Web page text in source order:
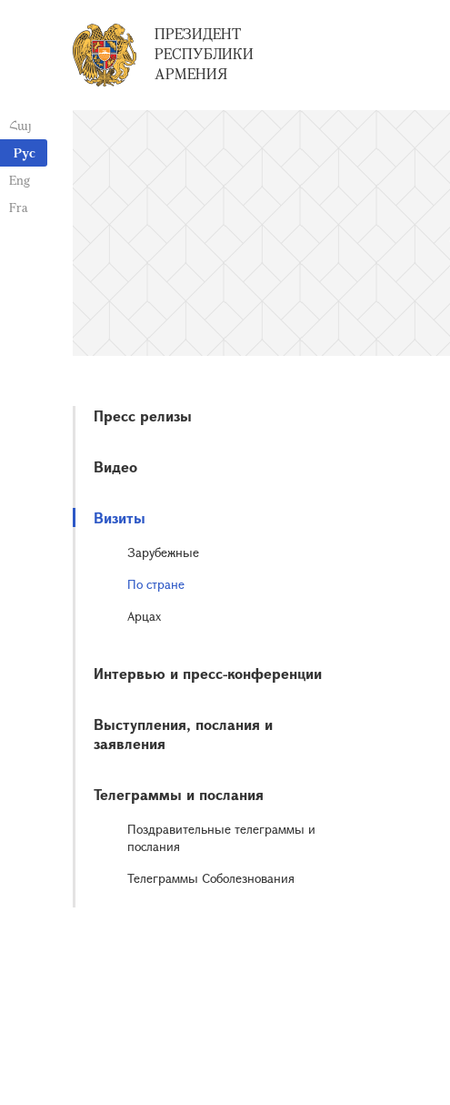
Հայ
Рус
Eng
Fra
ПРЕЗИДЕНТ
РЕСПУБЛИКИ
АРМЕНИЯ
Пресс релизы
Видео
Визиты
Зарубежные
По стране
Арцах
Интервью и пресс-конференции
Выступления, послания и
заявления
Телеграммы и послания
Поздравительные телеграммы и
послания
Телеграммы Соболезнования